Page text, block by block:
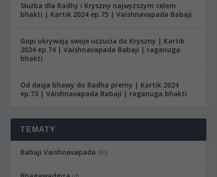
Służba dla Radhy i Kryszny najwyższym celem
bhakti | Kartik 2024 ep.75 | Vaishnavapada Babaji
Gopi ukrywają swoje uczucia do Kryszny | Kartik
2024 ep.74 | Vaishnavapada Babaji | raganuga
bhakti
Od dasja bhawy do Radha premy | Kartik 2024
ep.73 | Vaishnavapada Babaji | raganuga bhakti
TEMATY
Babaji Vaishnavapada (80)